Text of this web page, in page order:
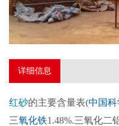
详细信息
红砂的主要含量表(中国科
三氧化铁1.48%.三氧化二